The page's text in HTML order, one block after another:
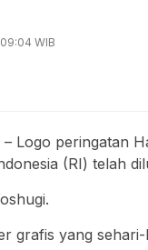
WIB
Logo peringatan
(RI) telah
grafis yang